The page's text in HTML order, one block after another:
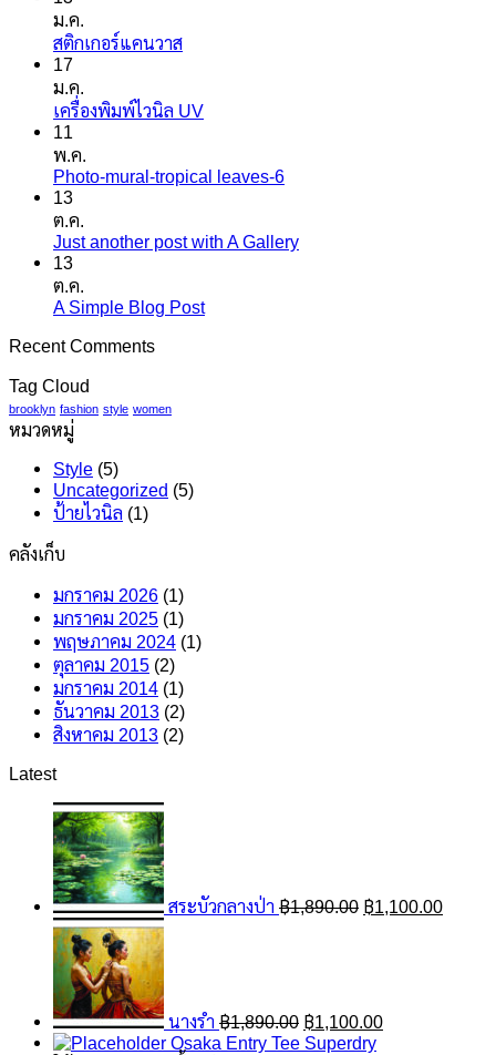
ม.ค.
สติกเกอร์แคนวาสไม่มี
บน
เกอร์
17
ม.ค.
เครื่องพิมพ์ไวนิล UVไม่มี
บน
นิล
11
พ.ค.
Photo-mural-tropical leaves-6ไม่มี
บน
13
ต.ค.
Just another post with A Galleryไม่มี
13
ต.ค.
A Simple Blog Postไม่มี
Recent Comments
Tag Cloud
brooklyn fashion style women
หมวดหมู่
Style (5)
Uncategorized (5)
ป้ายไวนิล (1)
คลังเก็บ
มกราคม 2026 (1)
มกราคม 2025 (1)
พฤษภาคม 2024 (1)
ตุลาคม 2015 (2)
มกราคม 2014 (1)
ธันวาคม 2013 (2)
สิงหาคม 2013 (2)
Latest
สระบัวกลางป่า ฿1,890.00 ฿1,100.00
นางรำ ฿1,890.00 ฿1,100.00
Osaka Entry Tee Superdry